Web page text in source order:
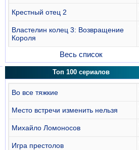
Крестный отец 2
Властелин колец 3: Возвращение
Короля
Весь список
Топ 100 сериалов
Во все тяжкие
Место встречи изменить нельзя
Михайло Ломоносов
Игра престолов